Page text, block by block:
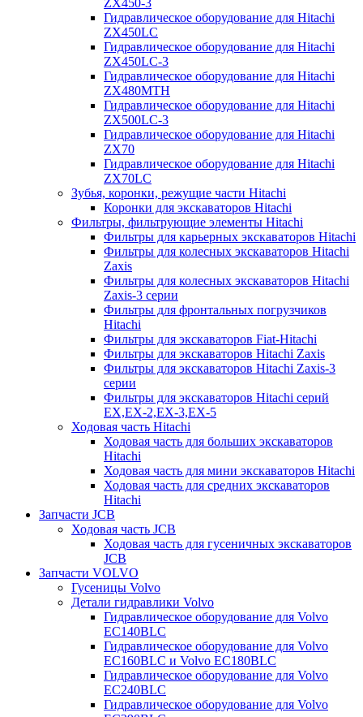
ZX450-3
Гидравлическое оборудование для Hitachi
ZX450LC
Гидравлическое оборудование для Hitachi
ZX450LC-3
Гидравлическое оборудование для Hitachi
ZX480MTH
Гидравлическое оборудование для Hitachi
ZX500LC-3
Гидравлическое оборудование для Hitachi
ZX70
Гидравлическое оборудование для Hitachi
ZX70LC
Зубья, коронки, режущие части Hitachi
Коронки для экскаваторов Hitachi
Фильтры, фильтрующие элементы Hitachi
Фильтры для карьерных экскаваторов Hitachi
Фильтры для колесных экскаваторов Hitachi
Zaxis
Фильтры для колесных экскаваторов Hitachi
Zaxis-3 серии
Фильтры для фронтальных погрузчиков
Hitachi
Фильтры для экскаваторов Fiat-Hitachi
Фильтры для экскаваторов Hitachi Zaxis
Фильтры для экскаваторов Hitachi Zaxis-3
серии
Фильтры для экскаваторов Hitachi серий
EX,EX-2,EX-3,EX-5
Ходовая часть Hitachi
Ходовая часть для больших экскаваторов
Hitachi
Ходовая часть для мини экскаваторов Hitachi
Ходовая часть для средних экскаваторов
Hitachi
Запчасти JCB
Ходовая часть JCB
Ходовая часть для гусеничных экскаваторов
JCB
Запчасти VOLVO
Гусеницы Volvo
Детали гидравлики Volvo
Гидравлическое оборудование для Volvo
EC140BLC
Гидравлическое оборудование для Volvo
EC160BLC и Volvo EC180BLC
Гидравлическое оборудование для Volvo
EC240BLC
Гидравлическое оборудование для Volvo